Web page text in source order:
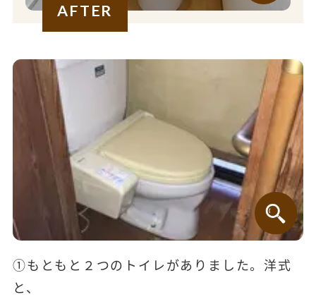
AFTER
①もともと２つのトイレがありました。洋式
と、